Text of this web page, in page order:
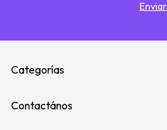
Categorías
Contactános